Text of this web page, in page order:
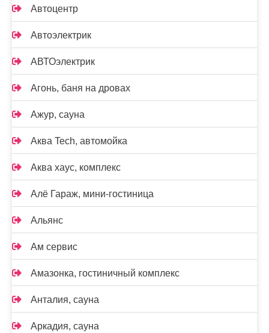
Автоцентр
Автоэлектрик
АВТОэлектрик
Агонь, баня на дровах
Ажур, сауна
Аква Tech, автомойка
Аква хаус, комплекс
Алё Гараж, мини-гостиница
Альянс
Ам сервис
Амазонка, гостиничный комплекс
Анталия, сауна
Аркадия, сауна